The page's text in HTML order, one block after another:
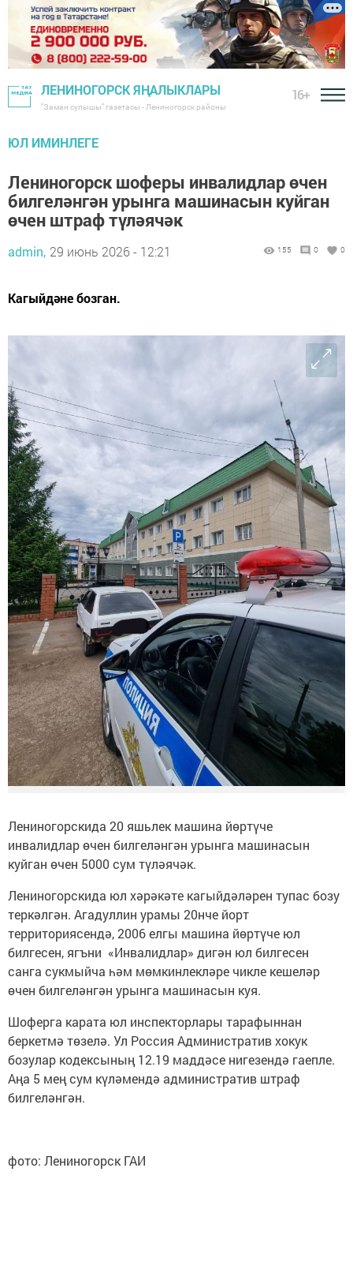
ЛЕНИНОГОРСК ЯҢАЛЫКЛАРЫ
"Заман сулышы" газетасы - Лениногорск районы
16+
ЮЛ ИМИНЛЕГЕ
Лениногорск шоферы инвалидлар өчен
билгеләнгән урынга машинасын куйган
өчен штраф түләячәк
admin, 29 июнь 2026 - 12:21 155 0 0
Кагыйдәне бозган.
Лениногорскида 20 яшьлек машина йөртүче
инвалидлар өчен билгеләнгән урынга машинасын
куйган өчен 5000 сум түләячәк.
Лениногорскида юл хәрәкәте кагыйдәләрен тупас бозу
теркәлгән. Агадуллин урамы 20нче йорт
территориясендә, 2006 елгы машина йөртүче юл
билгесен, ягъни «Инвалидлар» дигән юл билгесен
санга сукмыйча һәм мөмкинлекләре чикле кешеләр
өчен билгеләнгән урынга машинасын куя.
Шоферга карата юл инспекторлары тарафыннан
беркетмә төзелә. Ул Россия Административ хокук
бозулар кодексының 12.19 маддәсе нигезендә гаепле.
Аңа 5 мең сум күләмендә административ штраф
билгеләнгән.
фото: Лениногорск ГАИ